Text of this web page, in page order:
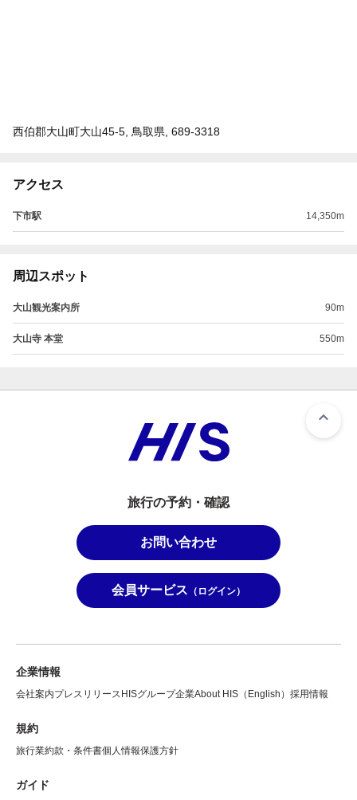
西伯郡大山町大山45-5, 鳥取県, 689-3318
アクセス
下市駅 14,350m
周辺スポット
大山観光案内所 90m
大山寺 本堂 550m
旅行の予約・確認
お問い合わせ
会員サービス （ログイン）
企業情報
会社案内プレスリリース HISグループ企業About HIS（English） 採用情報
規約
旅行業約款・条件書個人情報保護方針
ガイド